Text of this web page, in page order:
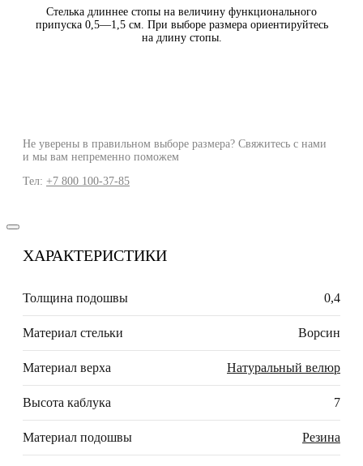
Стелька длиннее стопы на величину функционального
припуска 0,5—1,5 см. При выборе размера ориентируйтесь
на длину стопы.
Не уверены в правильном выборе размера? Свяжитесь с нами
и мы вам непременно поможем
Тел: +7 800 100-37-85
ХАРАКТЕРИСТИКИ
Толщина подошвы 0,4
Материал стельки Ворсин
Материал верха Натуральный велюр
Высота каблука 7
Материал подошвы Резина